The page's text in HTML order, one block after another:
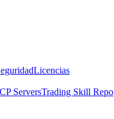
Licencias
ServersTrading Skill Repo